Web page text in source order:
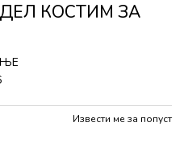
КОСТИМ ЗА
Извести ме за попуст